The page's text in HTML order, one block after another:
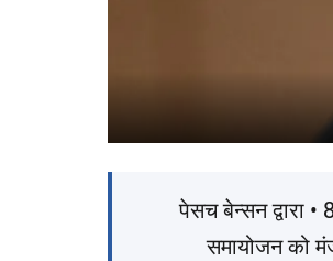
पेसच बेन्सन द्वारा
समायोजन को